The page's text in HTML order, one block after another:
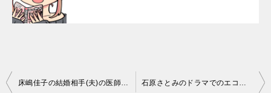
投
床嶋佳子の結婚相手(夫)の医師の年齢や馴れ初めなどは？ 石原さとみのドラマでのエコバッグが人気！「恋はDeepに」の海洋学者